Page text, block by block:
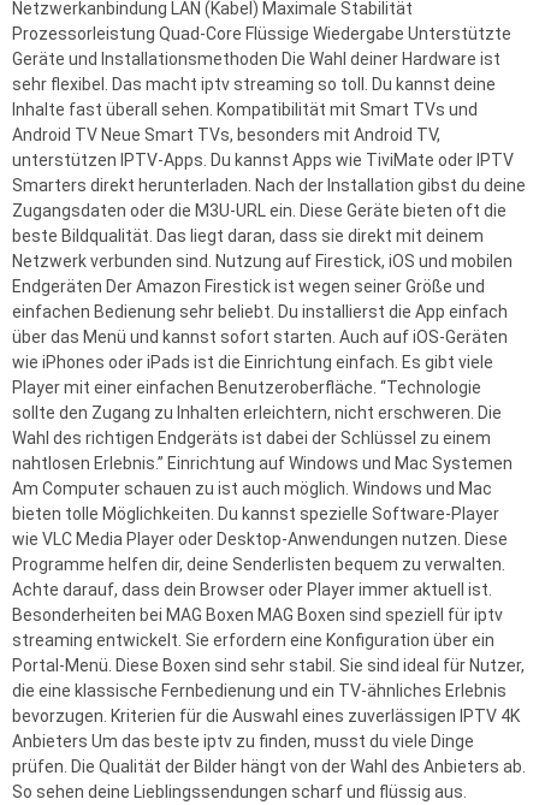
Netzwerkanbindung LAN (Kabel) Maximale Stabilität
Prozessorleistung Quad-Core Flüssige Wiedergabe Unterstützte
Geräte und Installationsmethoden Die Wahl deiner Hardware ist
sehr flexibel. Das macht iptv streaming so toll. Du kannst deine
Inhalte fast überall sehen. Kompatibilität mit Smart TVs und
Android TV Neue Smart TVs, besonders mit Android TV,
unterstützen IPTV-Apps. Du kannst Apps wie TiviMate oder IPTV
Smarters direkt herunterladen. Nach der Installation gibst du deine
Zugangsdaten oder die M3U-URL ein. Diese Geräte bieten oft die
beste Bildqualität. Das liegt daran, dass sie direkt mit deinem
Netzwerk verbunden sind. Nutzung auf Firestick, iOS und mobilen
Endgeräten Der Amazon Firestick ist wegen seiner Größe und
einfachen Bedienung sehr beliebt. Du installierst die App einfach
über das Menü und kannst sofort starten. Auch auf iOS-Geräten
wie iPhones oder iPads ist die Einrichtung einfach. Es gibt viele
Player mit einer einfachen Benutzeroberfläche. “Technologie
sollte den Zugang zu Inhalten erleichtern, nicht erschweren. Die
Wahl des richtigen Endgeräts ist dabei der Schlüssel zu einem
nahtlosen Erlebnis.” Einrichtung auf Windows und Mac Systemen
Am Computer schauen zu ist auch möglich. Windows und Mac
bieten tolle Möglichkeiten. Du kannst spezielle Software-Player
wie VLC Media Player oder Desktop-Anwendungen nutzen. Diese
Programme helfen dir, deine Senderlisten bequem zu verwalten.
Achte darauf, dass dein Browser oder Player immer aktuell ist.
Besonderheiten bei MAG Boxen MAG Boxen sind speziell für iptv
streaming entwickelt. Sie erfordern eine Konfiguration über ein
Portal-Menü. Diese Boxen sind sehr stabil. Sie sind ideal für Nutzer,
die eine klassische Fernbedienung und ein TV-ähnliches Erlebnis
bevorzugen. Kriterien für die Auswahl eines zuverlässigen IPTV 4K
Anbieters Um das beste iptv zu finden, musst du viele Dinge
prüfen. Die Qualität der Bilder hängt von der Wahl des Anbieters ab.
So sehen deine Lieblingssendungen scharf und flüssig aus.